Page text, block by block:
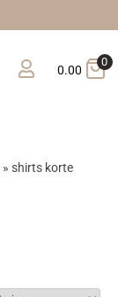
0.00
0
» shirts korte